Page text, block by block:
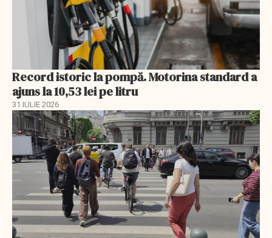
Record istoric la pompă. Motorina standard a
ajuns la 10,53 lei pe litru
31 IULIE 2026